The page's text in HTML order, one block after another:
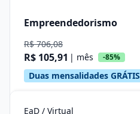
Empreendedorismo
R$ 706,08
R$ 105,91 | mês -85%
Duas mensalidades GRÁTIS
EaD / Virtual